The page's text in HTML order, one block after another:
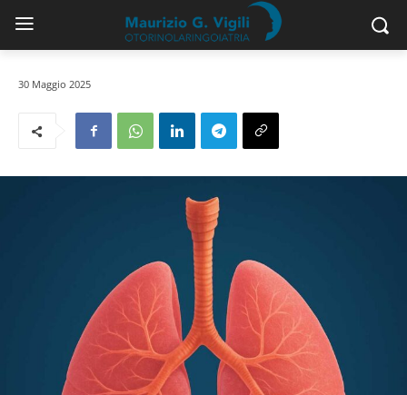
30 Maggio 2025